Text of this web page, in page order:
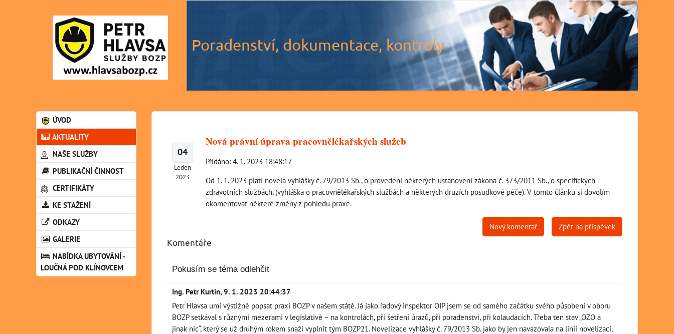
Poradenství, dokumentace, kontroly
04
Leden
2023
Nová právní úprava pracovnělékařských služeb
Přidáno: 4. 1. 2023 18:48:17
Od 1. 1. 2023 platí novela vyhlášky č. 79/2013 Sb., o provedení některých ustanovení zákona č. 373/2011 Sb., o specifických
zdravotních službách, (vyhláška o pracovnělékařských službách a některých druzích posudkové péče). V tomto článku si dovolím
okomentovat některé změny z pohledu praxe.
Zpět na příspěvek
Nový komentář
Komentáře
Pokusím se téma odlehčit
Ing. Petr Kurtin,9. 1. 2023 20:44:37
Petr Hlavsa umí výstižně popsat praxi BOZP v našem státě. Já jako řadový inspektor OIP jsem se od samého začátku svého působení v oboru
BOZP setkával s různými mezerami v legislativě – na kontrolách, při šetření úrazů, při poradenství, při kolaudacích. Třeba ten stav „OZO a
jinak nic“, který se už druhým rokem snaží vyplnit tým BOZP21. Novelizace vyhlášky č. 79/2013 Sb. jako by jen navazovala na linii novelizací,
ÚVOD
AKTUALITY
NAŠE SLUŽBY
PUBLIKAČNÍ ČINNOST
CERTIFIKÁTY
KE STAŽENÍ
ODKAZY
GALERIE
NABÍDKA UBYTOVÁNÍ -
LOUČNÁ POD KLÍNOVCEM